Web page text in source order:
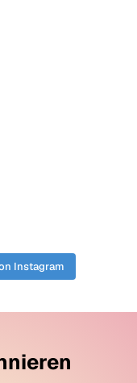
Instagram